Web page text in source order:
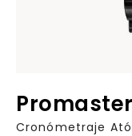
Cronómetraje